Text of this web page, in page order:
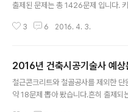
출제된 문제는 총 1426문제 입니다.
47.5% 출제 되었습니다. 키워드 수는
도를 분석해 보는 이유는 지금까지 출
두 공부하기에는 시간이 부족합니다.
먼저 두뇌의 한계를 느낄 수 밖에 없습
3 6 2016. 4. 3.
2016년 건축시공기술사 예상
철근콘크리트와 철골공사를 제외한 단
약 18문제 뽑아 봤습니다.흔히 출제되